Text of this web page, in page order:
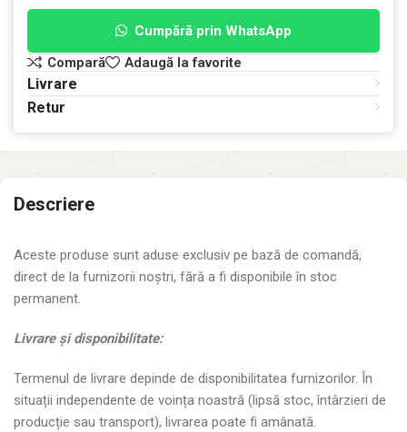
Cumpără prin WhatsApp
Compară
Adaugă la favorite
Livrare
Retur
Descriere
Aceste produse sunt aduse exclusiv pe bază de comandă,
direct de la furnizorii noștri, fără a fi disponibile în stoc
permanent.
Livrare și disponibilitate:
Termenul de livrare depinde de disponibilitatea furnizorilor. În
situații independente de voința noastră (lipsă stoc, întârzieri de
producție sau transport), livrarea poate fi amânată.